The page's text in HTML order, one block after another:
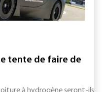
tente de faire de